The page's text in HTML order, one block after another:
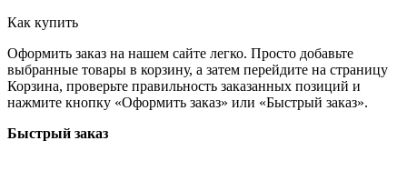
Как купить
Оформить заказ на нашем сайте легко. Просто добавьте
выбранные товары в корзину, а затем перейдите на страницу
Корзина, проверьте правильность заказанных позиций и
нажмите кнопку «Оформить заказ» или «Быстрый заказ».
Быстрый заказ